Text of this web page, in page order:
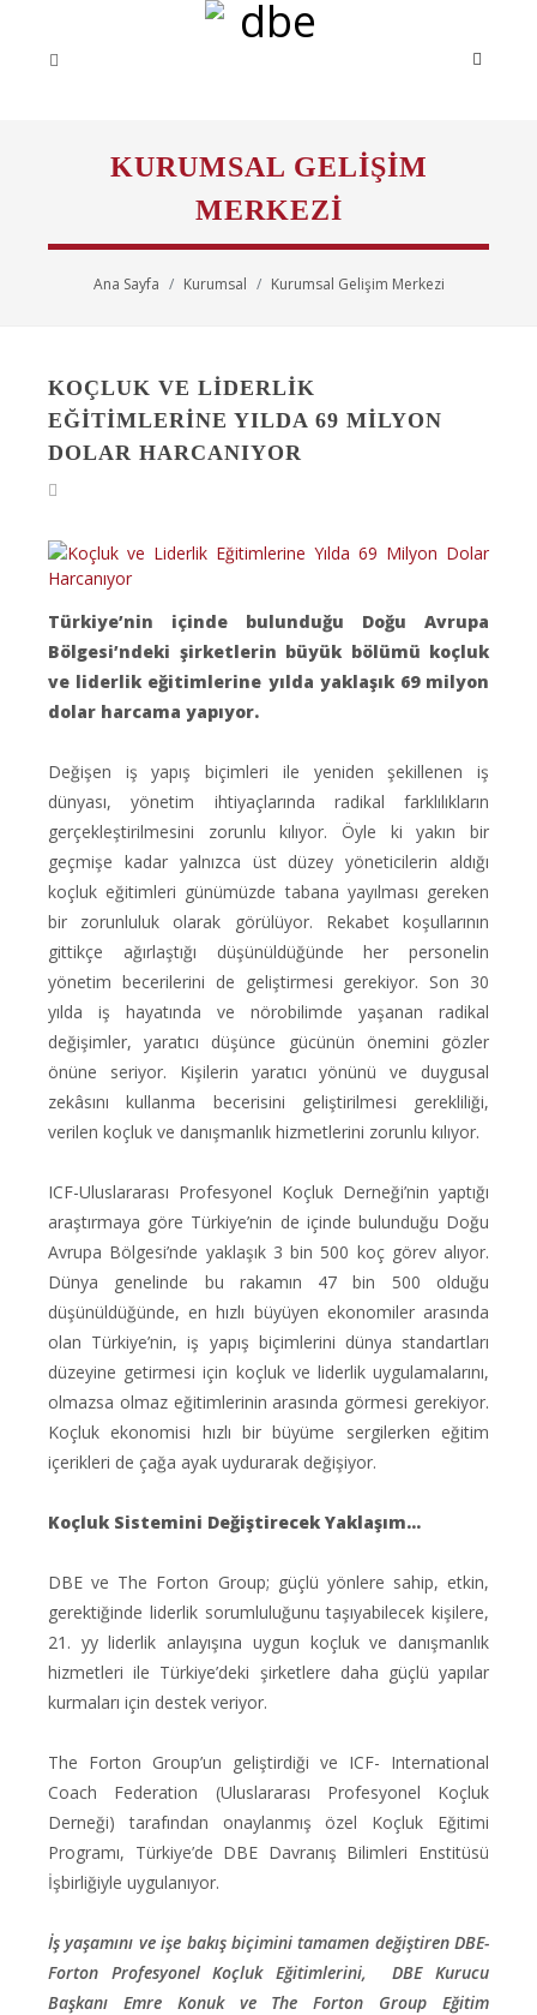
KURUMSAL GELIŞIM
MERKEZI
Ana Sayfa Kurumsal Kurumsal Gelişim Merkezi
KOÇLUK VE LIDERLIK
EĞITIMLERINE YILDA 69 MILYON
DOLAR HARCANIYOR
Türkiye’nin içinde bulunduğu Doğu Avrupa
Bölgesi’ndeki şirketlerin büyük bölümü koçluk
ve liderlik eğitimlerine yılda yaklaşık 69 milyon
dolar harcama yapıyor.
Değişen iş yapış biçimleri ile yeniden şekillenen iş
dünyası, yönetim ihtiyaçlarında radikal farklılıkların
gerçekleştirilmesini zorunlu kılıyor. Öyle ki yakın bir
geçmişe kadar yalnızca üst düzey yöneticilerin aldığı
koçluk eğitimleri günümüzde tabana yayılması gereken
bir zorunluluk olarak görülüyor. Rekabet koşullarının
gittikçe ağırlaştığı düşünüldüğünde her personelin
yönetim becerilerini de geliştirmesi gerekiyor. Son 30
yılda iş hayatında ve nörobilimde yaşanan radikal
değişimler, yaratıcı düşünce gücünün önemini gözler
önüne seriyor. Kişilerin yaratıcı yönünü ve duygusal
zekâsını kullanma becerisini geliştirilmesi gerekliliği,
verilen koçluk ve danışmanlık hizmetlerini zorunlu kılıyor.
ICF-Uluslararası Profesyonel Koçluk Derneği’nin yaptığı
araştırmaya göre Türkiye’nin de içinde bulunduğu Doğu
Avrupa Bölgesi’nde yaklaşık 3 bin 500 koç görev alıyor.
Dünya genelinde bu rakamın 47 bin 500 olduğu
düşünüldüğünde, en hızlı büyüyen ekonomiler arasında
olan Türkiye’nin, iş yapış biçimlerini dünya standartları
düzeyine getirmesi için koçluk ve liderlik uygulamalarını,
olmazsa olmaz eğitimlerinin arasında görmesi gerekiyor.
Koçluk ekonomisi hızlı bir büyüme sergilerken eğitim
içerikleri de çağa ayak uydurarak değişiyor.
Koçluk Sistemini Değiştirecek Yaklaşım…
DBE ve The Forton Group; güçlü yönlere sahip, etkin,
gerektiğinde liderlik sorumluluğunu taşıyabilecek kişilere,
21. yy liderlik anlayışına uygun koçluk ve danışmanlık
hizmetleri ile Türkiye’deki şirketlere daha güçlü yapılar
kurmaları için destek veriyor.
The Forton Group’un geliştirdiği ve ICF- International
Coach Federation (Uluslararası Profesyonel Koçluk
Derneği) tarafından onaylanmış özel Koçluk Eğitimi
Programı, Türkiye’de DBE Davranış Bilimleri Enstitüsü
İşbirliğiyle uygulanıyor.
İş yaşamını ve işe bakış biçimini tamamen değiştiren DBE-
Forton Profesyonel Koçluk Eğitimlerini, DBE Kurucu
Başkanı Emre Konuk ve The Forton Group Eğitim